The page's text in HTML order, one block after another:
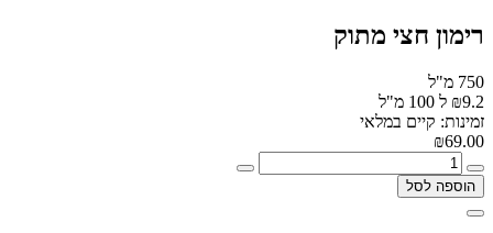
רימון חצי מתוק
750 מ"ל
₪9.2 ל 100 מ"ל
זמינות: קיים במלאי
₪69.00
הוספה לסל